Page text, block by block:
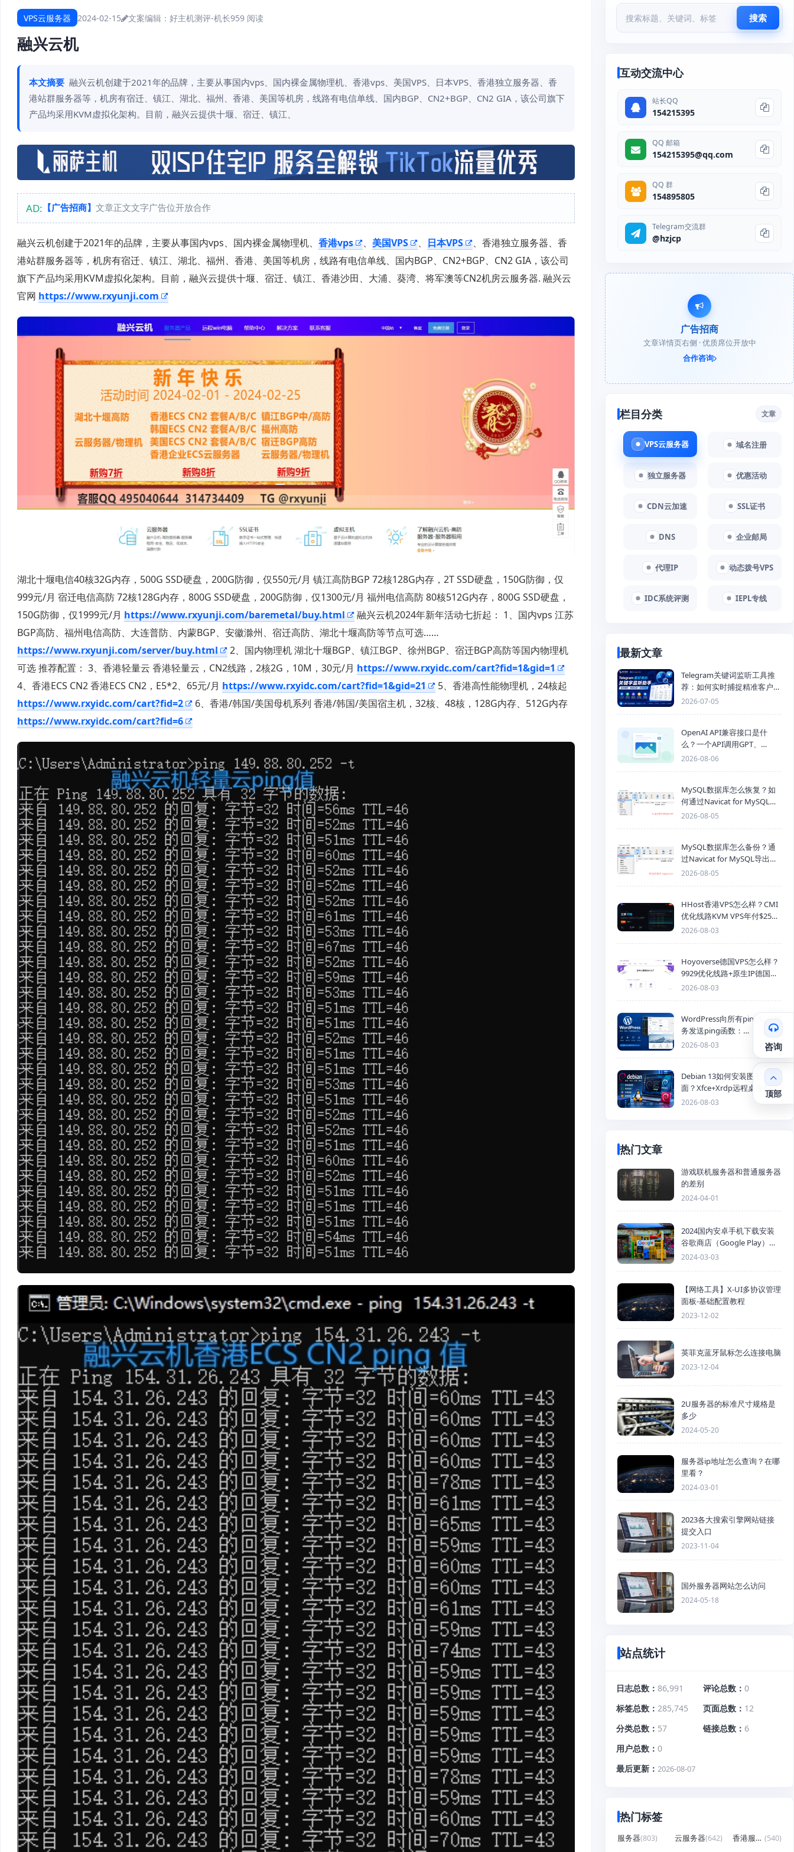
VPS云服务器 2024-02-15 文案编辑：好主机测评-机长959 阅读
融兴云机
本文摘要 融兴云机创建于2021年的品牌，主要从事国内vps、国内裸金属物理机、香港vps、美国VPS、日本VPS、香港独立服务器、香
港站群服务器等，机房有宿迁、镇江、湖北、福州、香港、美国等机房，线路有电信单线、国内BGP、CN2+BGP、CN2 GIA，该公司旗下
产品均采用KVM虚拟化架构。目前，融兴云提供十堰、宿迁、镇江、
AD: 【广告招商】 文章正文文字广告位开放合作
融兴云机创建于2021年的品牌，主要从事国内vps、国内裸金属物理机、 香港vps 、 美国VPS 、 日本VPS
、香港独立服务器、香
港站群服务器等，机房有宿迁、镇江、湖北、福州、香港、美国等机房，线路有电信单线、国内BGP、CN2+BGP、CN2 GIA，该公司
旗下产品均采用KVM虚拟化架构。目前，融兴云提供十堰、宿迁、镇江、香港沙田、大浦、葵湾、将军澳等CN2机房云服务器. 融兴云
官网 https://www.rxyunji.com
湖北十堰电信40核32G内存，500G SSD硬盘，200G防御，仅550元/月 镇江高防BGP 72核128G内存，2T SSD硬盘，150G防御，仅
999元/月 宿迁电信高防 72核128G内存，800G SSD硬盘，200G防御，仅1300元/月 福州电信高防 80核512G内存，800G SSD硬盘，
150G防御，仅1999元/月 https://www.rxyunji.com/baremetal/buy.html
融兴云机2024年新年活动七折起： 1、国内vps 江苏
BGP高防、福州电信高防、大连普防、内蒙BGP、安徽滁州、宿迁高防、湖北十堰高防等节点可选……
https://www.rxyunji.com/server/buy.html
2、国内物理机 湖北十堰BGP、镇江BGP、徐州BGP、宿迁BGP高防等国内物理机
可选 推荐配置： 3、香港轻量云 香港轻量云，CN2线路，2核2G，10M，30元/月 https://www.rxyidc.com/cart?fid=1&gid=1
4、香港ECS CN2 香港ECS CN2，E5*2、65元/月 https://www.rxyidc.com/cart?fid=1&gid=21
5、香港高性能物理机，24核起
https://www.rxyidc.com/cart?fid=2
6、香港/韩国/美国母机系列 香港/韩国/美国宿主机，32核、48核，128G内存、512G内存
https://www.rxyidc.com/cart?fid=6
搜索
互动交流中心
站长QQ
154215395
QQ 邮箱
154215395@qq.com
QQ 群
154895805
Telegram交流群
@hzjcp
广告招商
文章详情页右侧 · 优质席位开放中
合作咨询
栏目分类 文章
VPS云服务器 域名注册
独立服务器 优惠活动
CDN云加速 SSL证书
DNS 企业邮局
代理IP 动态拨号VPS
IDC系统评测 IEPL专线
最新文章
Telegram关键词监听工具推
荐：如何实时捕捉精准客户，
提高获客效率？
2026-07-05
OpenAI API兼容接口是什
么？一个API调用GPT、
Claude、Gemini、DeepSeek
2026-08-06
MySQL数据库怎么恢复？如
何通过Navicat for MySQL导
入SQL备份文件
2026-08-05
MySQL数据库怎么备份？通
过Navicat for MySQL导出
Mysql数据库为SQL格式备份
2026-08-05
HHost香港VPS怎么样？CMI
优化线路KVM VPS年付$25
起，4GB内存优惠套餐
2026-08-03
Hoyoverse德国VPS怎么样？
9929优化线路+原生IP德国
KVM VPS推荐
2026-08-03
WordPress向所有ping站点服
务发送ping函数：
generic_ping
2026-08-03
Debian 13如何安装图形化桌
面？Xfce+Xrdp远程桌面配置
教程
2026-08-03
热门文章
游戏联机服务器和普通服务器
的差别
2024-04-01
2024国内安卓手机下载安装
谷歌商店（Google Play）详
细步骤
2024-03-03
【网络工具】X-UI多协议管理
面板-基础配置教程
2023-12-02
英菲克蓝牙鼠标怎么连接电脑
2023-12-04
2U服务器的标准尺寸规格是
多少
2024-05-20
服务器ip地址怎么查询？在哪
里看？
2024-03-01
2023各大搜索引擎网站链接
提交入口
2023-11-04
国外服务器网站怎么访问
2024-05-18
站点统计
日志总数 86,991 评论总数
0
标签总数
285,745 页面总数
12
分类总数
57 链接总数
6
用户总数
0
最后更新
2026-08-07
热门标签
服务器(803) 云服务器(642) 香港服务器 (540)
咨询
顶部